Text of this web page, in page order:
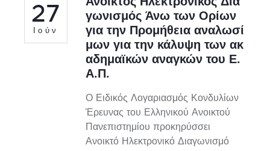
27
Ιούν
γωνισμός Άνω των Ορίων
για την Προμήθεια αναλωσί
μων για την κάλυψη των ακ
αδημαϊκών αναγκών του Ε.
Α.Π.
Ο Ειδικός Λογαριασμός Κονδυλίων
Έρευνας του Ελληνικού Ανοικτού
Πανεπιστημίου προκηρύσσει
Ανοικτό Ηλεκτρονικό Διαγωνισμό